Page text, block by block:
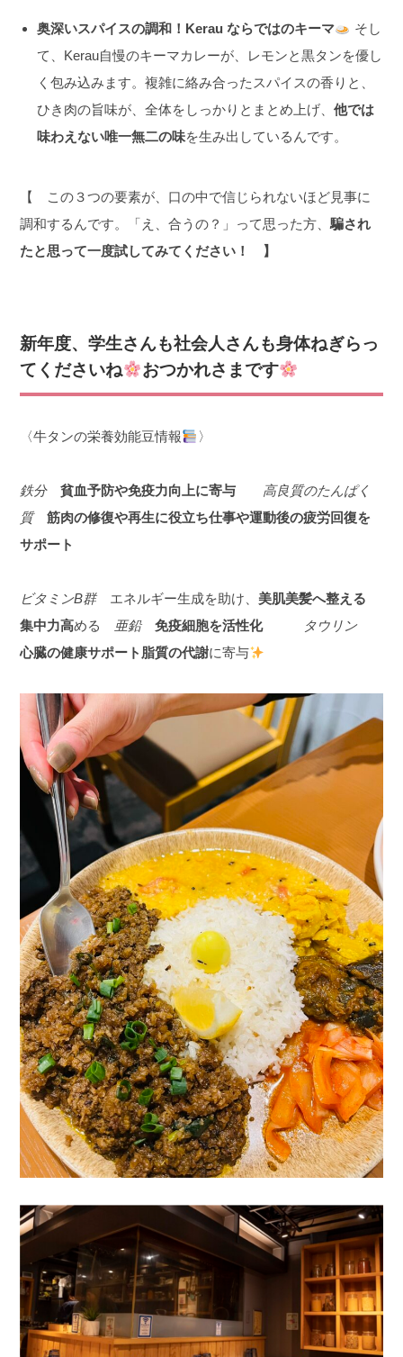
奥深いスパイスの調和！Kerau ならではのキーマ
そし
て、Kerau自慢のキーマカレーが、レモンと黒タンを優し
く包み込みます。複雑に絡み合ったスパイスの香りと、
ひき肉の旨味が、全体をしっかりとまとめ上げ、他では
味わえない唯一無二の味を生み出しているんです。
【 この３つの要素が、口の中で信じられないほど見事に
調和するんです。「え、合うの？」って思った方、騙され
たと思って一度試してみてください！ 】
新年度、学生さんも社会人さんも身体ねぎらっ
てくださいね
おつかれさまです
〈牛タンの栄養効能豆情報 〉
鉄分 貧血予防や免疫力向上に寄与
高良質のたんぱく
質筋肉の修復や再生に役立ち仕事や運動後の疲労回復を
サポート
ビタミンB群エネルギー生成を助け、美肌美髪へ整える
集中力高める 亜鉛 免疫細胞を活性化
タウリン
心臓の健康サポート脂質の代謝に寄与